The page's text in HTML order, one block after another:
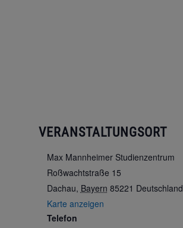
VERANSTALTUNGSORT
Max Mannheimer Studienzentrum
Roßwachtstraße 15
Dachau, Bayern 85221 Deutschland
Karte anzeigen
Telefon